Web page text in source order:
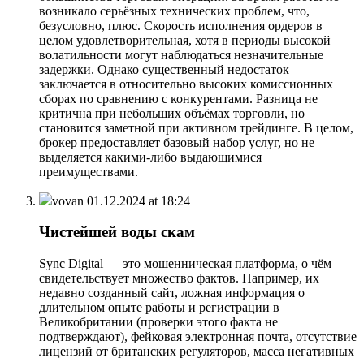
возникало серьёзных технических проблем, что,
безусловно, плюс. Скорость исполнения ордеров в
целом удовлетворительная, хотя в периоды высокой
волатильности могут наблюдаться незначительные
задержки. Однако существенный недостаток
заключается в относительно высоких комиссионных
сборах по сравнению с конкурентами. Разница не
критична при небольших объёмах торговли, но
становится заметной при активном трейдинге. В целом,
брокер предоставляет базовый набор услуг, но не
выделяется какими-либо выдающимися
преимуществами.
vovan 01.12.2024 at 18:24
Чистейшей воды скам
Sync Digital — это мошенническая платформа, о чём
свидетельствует множество фактов. Например, их
недавно созданный сайт, ложная информация о
длительном опыте работы и регистрации в
Великобритании (проверки этого факта не
подтверждают), фейковая электронная почта, отсутствие
лицензий от британских регуляторов, масса негативных